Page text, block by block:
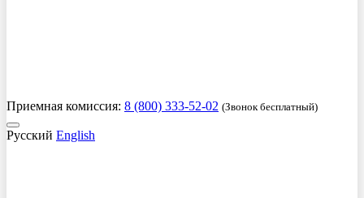
Приемная комиссия: 8 (800) 333-52-02 (Звонок бесплатный)
Русский English